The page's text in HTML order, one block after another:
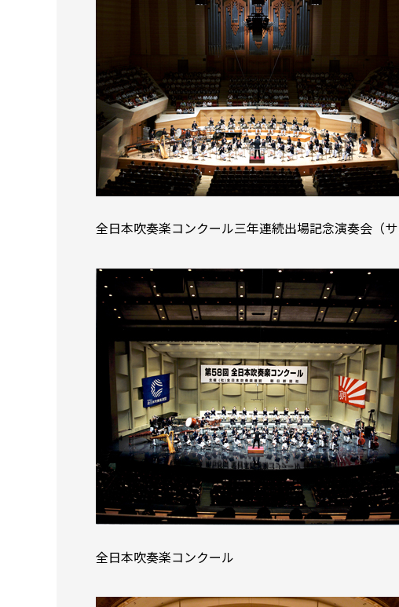
全日本吹奏楽コンクール三年連続出場記念演奏会（サ
全日本吹奏楽コンクール